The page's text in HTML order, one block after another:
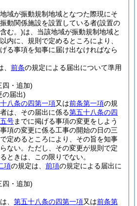
域が振動規制地域となつた際現にそ
動関係施設を設置している者(設置の
む。)は、当該地域が振動規制地域と
内に、規則で定めるところにより、
る事項を知事に届け出なければなら
前条の規定による届出について準用
四・追加)
の届出)
八条の四第一項又は前条第一項の規
は、その届出に係る第五十八条の四
号までに掲げる事項の変更をしよう
項の変更に係る工事の開始の日の三
定めるところにより、その旨を知事
ない。 ただし、その変更が規則で定
ときは、この限りでない。
項の規定は、 前項の規定による届出に
四・追加)
、 第五十八条の四第一項又は前条第